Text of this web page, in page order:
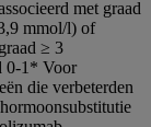
met graad
mmol/l) of
≥ 3
0-1* Voor
die verbeterden